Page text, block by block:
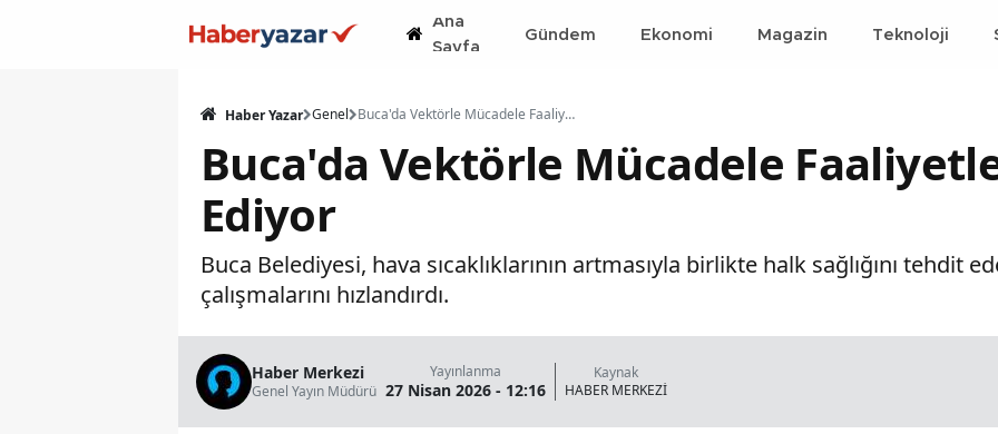
Ana
Sayfa
Gündem Ekonomi Magazin Teknoloji
Haber Yazar Genel Buca'da Vektörle Mücadele Faaliyetleri Devam Ediyor
Buca'da Vektörle Mücadele
Ediyor
Buca Belediyesi, hava sıcaklıklarının artmasıyla birlikte halk sağlığını tehdit
çalışmalarını hızlandırdı.
Haber Merkezi
Genel Yayın Müdürü
Yayınlanma
27 Nisan 2026 - 12:16
Kaynak
HABER MERKEZİ